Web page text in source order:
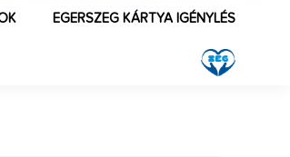
EGERSZEG KÁRTYA IGÉNYLÉS